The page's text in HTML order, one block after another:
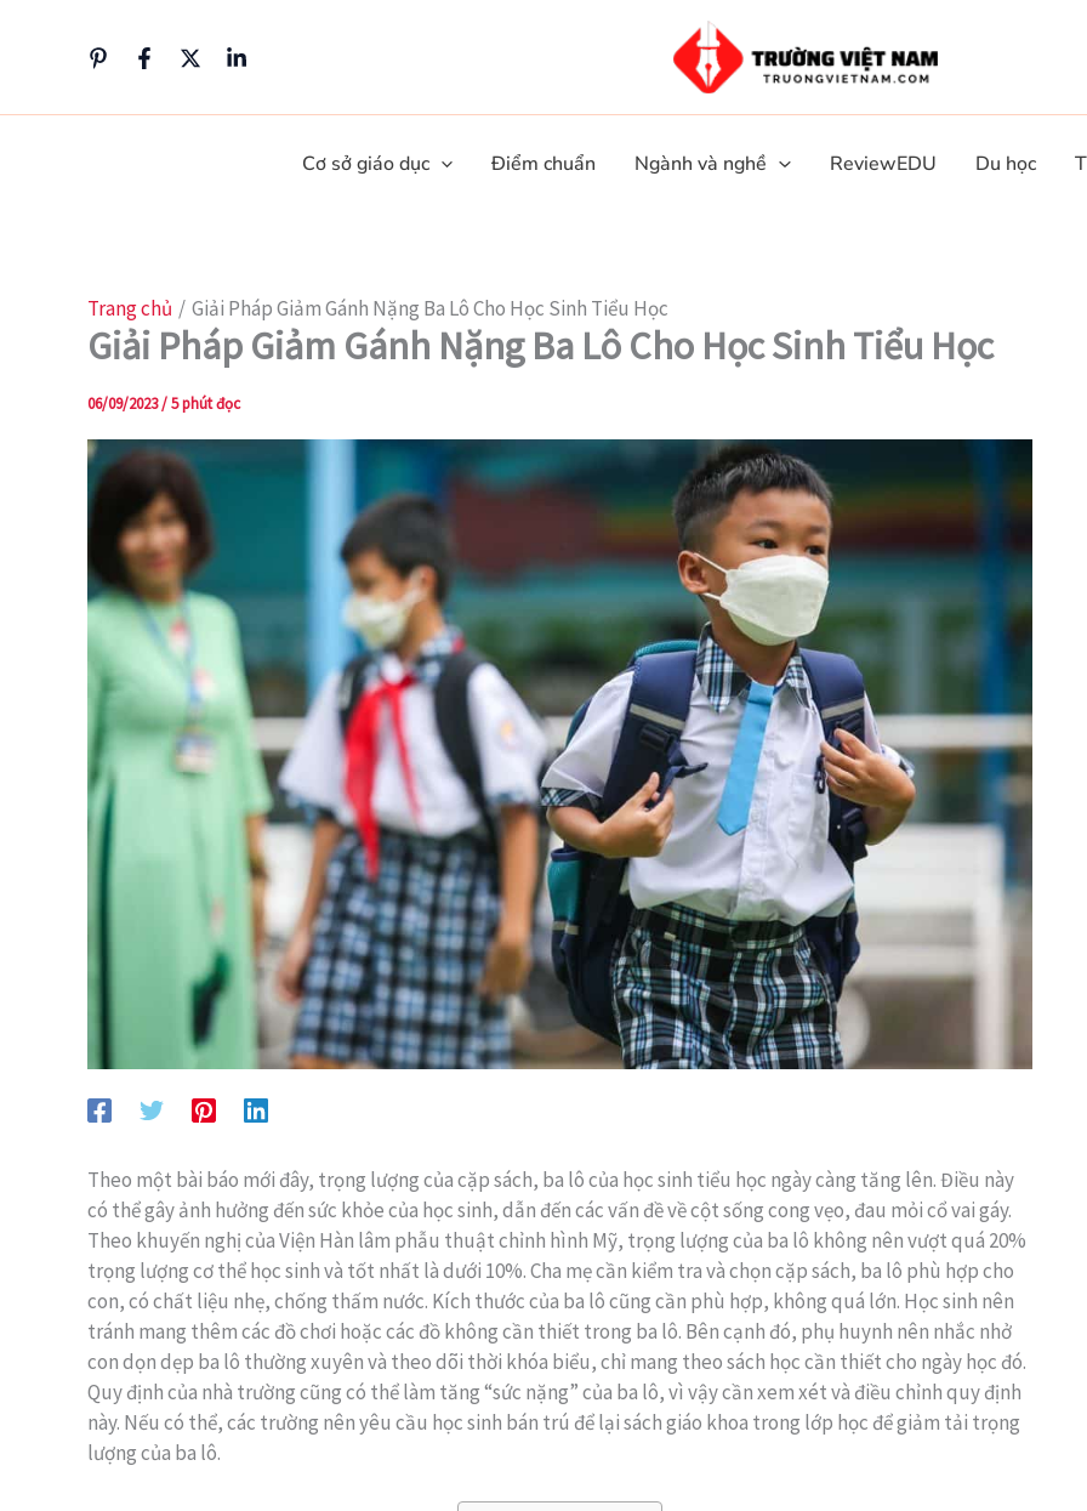
Cơ sở giáo dục Điểm chuẩn Ngành và nghề ReviewEDU Du học
Trang chủ Giải Pháp Giảm Gánh Nặng Ba Lô Cho Học Sinh Tiểu Học
Giải Pháp Giảm Gánh Nặng Ba Lô Cho Học Sinh Tiểu Học
06/09/2023/5 phút đọc
Theo một bài báo mới đây, trọng lượng của cặp sách, ba lô của học sinh tiểu học ngày càng tăng lên. Điều này
có thể gây ảnh hưởng đến sức khỏe của học sinh, dẫn đến các vấn đề về cột sống cong vẹo, đau mỏi cổ vai gáy.
Theo khuyến nghị của Viện Hàn lâm phẫu thuật chỉnh hình Mỹ, trọng lượng của ba lô không nên vượt quá 20%
trọng lượng cơ thể học sinh và tốt nhất là dưới 10%. Cha mẹ cần kiểm tra và chọn cặp sách, ba lô phù hợp cho
con, có chất liệu nhẹ, chống thấm nước. Kích thước của ba lô cũng cần phù hợp, không quá lớn. Học sinh nên
tránh mang thêm các đồ chơi hoặc các đồ không cần thiết trong ba lô. Bên cạnh đó, phụ huynh nên nhắc nhở
con dọn dẹp ba lô thường xuyên và theo dõi thời khóa biểu, chỉ mang theo sách học cần thiết cho ngày học đó.
Quy định của nhà trường cũng có thể làm tăng “sức nặng” của ba lô, vì vậy cần xem xét và điều chỉnh quy định
này. Nếu có thể, các trường nên yêu cầu học sinh bán trú để lại sách giáo khoa trong lớp học để giảm tải trọng
lượng của ba lô.